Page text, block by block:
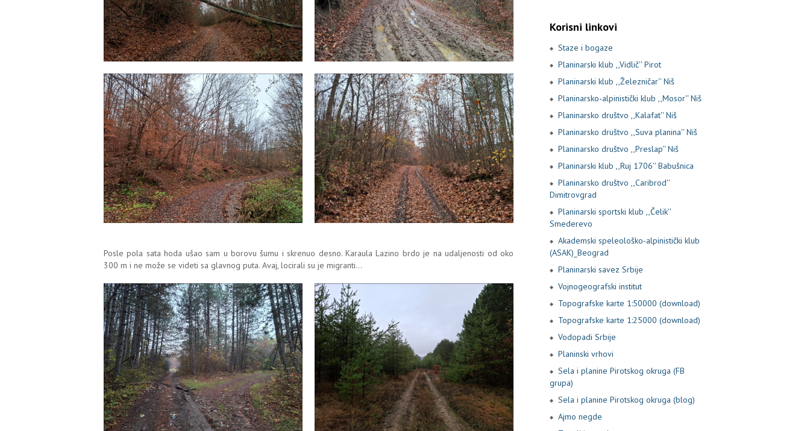
Posle pola sata hoda ušao sam u borovu šumu i skrenuo desno. Karaula Lazino brdo je na udaljenosti od oko
300 m i ne može se videti sa glavnog puta. Avaj, locirali su je migranti...
Korisni linkovi
Staze i bogaze
Planinarski klub ,,Vidlič'' Pirot
Planinarski klub ,,Železničar'' Niš
Planinarsko-alpinistički klub ,,Mosor'' Niš
Planinarsko društvo ,,Kalafat'' Niš
Planinarsko društvo ,,Suva planina'' Niš
Planinarsko društvo ,,Preslap'' Niš
Planinarski klub ,,Ruj 1706'' Babušnica
Planinarsko društvo ,,Caribrod''
Dimitrovgrad
Planinarski sportski klub ,,Čelik''
Smederevo
Akademski speleološko-alpinistički klub
(ASAK)_Beograd
Planinarski savez Srbije
Vojnogeografski institut
Topografske karte 1:50000 (download)
Topografske karte 1:25000 (download)
Vodopadi Srbije
Planinski vrhovi
Sela i planine Pirotskog okruga (FB
grupa)
Sela i planine Pirotskog okruga (blog)
Ajmo negde